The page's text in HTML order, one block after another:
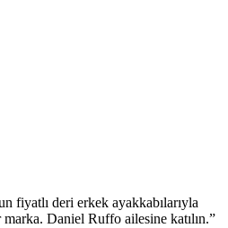
fiyatlı deri erkek ayakkabılarıyla
Daniel Ruffo ailesine katılın.”